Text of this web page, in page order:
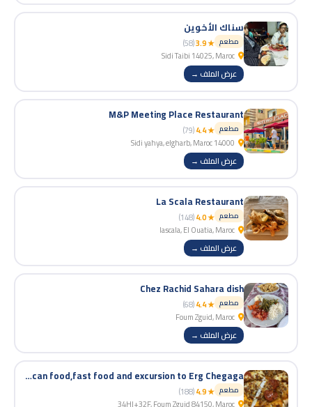
سناك الأخوين
مطعم ★ 3.9
(58)
عرض الملف →
M&P Meeting Place Restaurant
مطعم ★ 4.4
(79)
عرض الملف →
La Scala Restaurant
مطعم ★ 4.0
(148)
عرض الملف →
Chez Rachid Sahara dish
مطعم ★ 4.4
(68)
عرض الملف →
Desert dream restaurant Moroccan food,fast food and excursion to Erg Chegaga
مطعم ★ 4.9
(188)